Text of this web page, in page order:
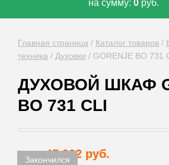
на сумму: 0 руб.
Главная страница / Каталог товаров /
техника / Духовки / GORENJE BO 731
ДУХОВОЙ ШКАФ
BO 731 CLI
Закончился
Цена: 45 982 руб.